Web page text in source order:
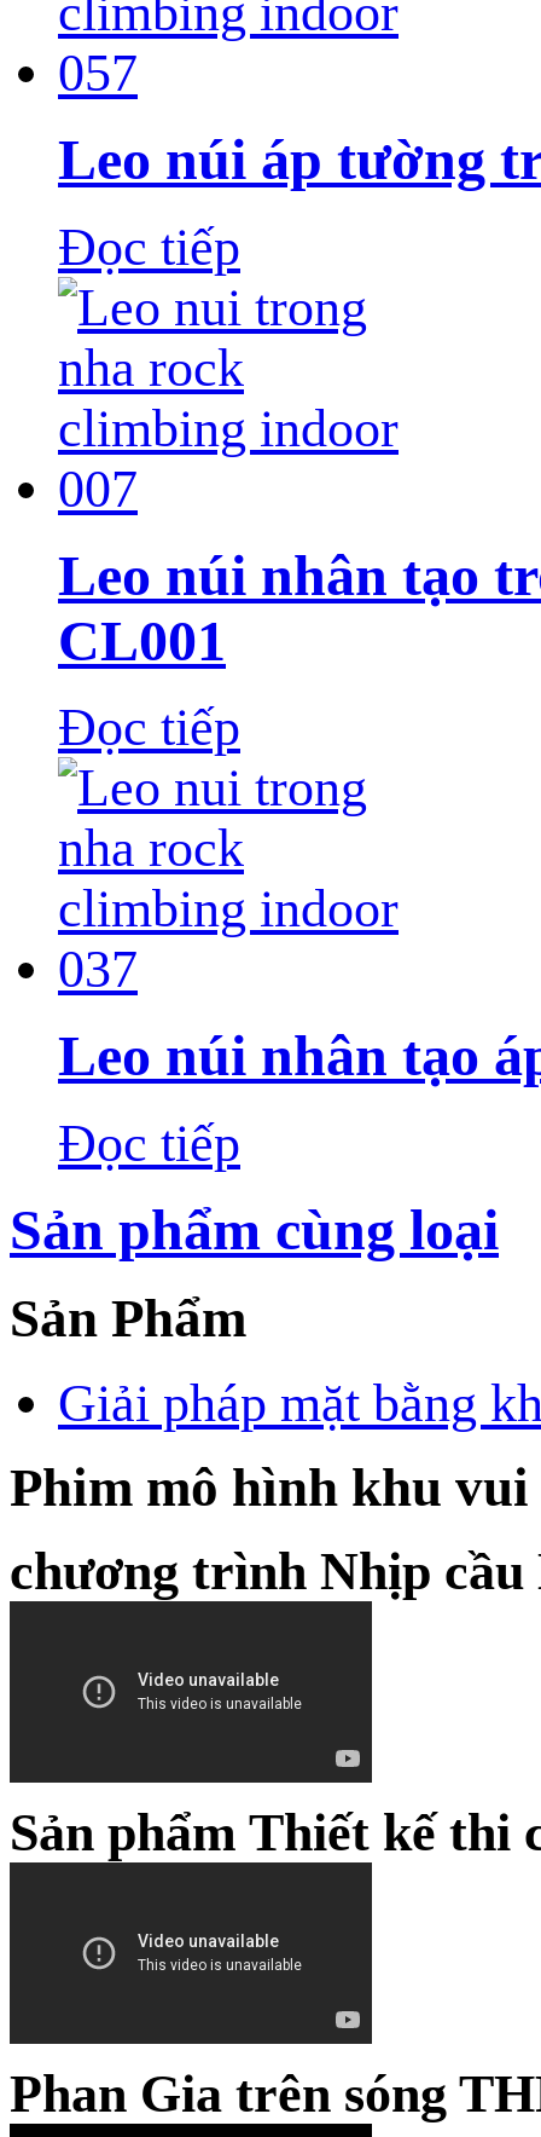
Leo núi áp tường
Đọc tiếp
Leo núi nhân tạo
CL001
Đọc tiếp
Leo núi nhân tạo
Đọc tiếp
Sản phẩm cùng loại
Sản Phẩm
Giải pháp mặt bằng
Phim mô hình khu
chương trình Nhịp cầu
Sản phẩm Thiết kế thi
Phan Gia trên sóng